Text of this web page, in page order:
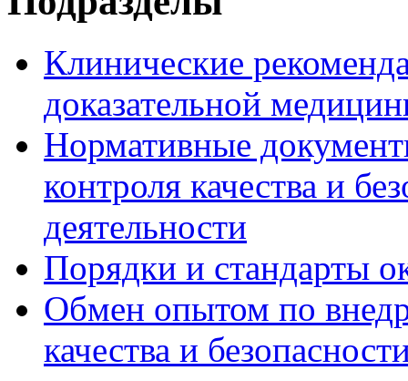
Клинические
доказательной
Нормативные
контроля качества и
деятельности
Порядки и стандарты
Обмен опытом по
качества и